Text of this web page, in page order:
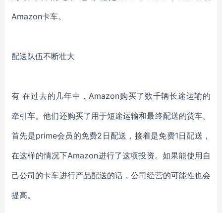
Amazon卡车。
配送队伍不断壮大
有 在过去的几年中，Amazon购买了数千辆长途运输的
牵引车。他们还购买了用于短途运输和最终配送的货车。
首先是prime会员的免费2日配送，接着是免费1日配送，
在这样的情况下Amazon进行了这项投资。如果能使用自
己公司的卡车进行产品配送的话，公司经营的可能性也会
提高。